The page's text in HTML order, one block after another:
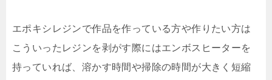
エポキシレジンで作品を作っている方や作りたい方は
こういったレジンを剥がす際にはエンボスヒーターを
持っていれば、溶かす時間や掃除の時間が大きく短縮